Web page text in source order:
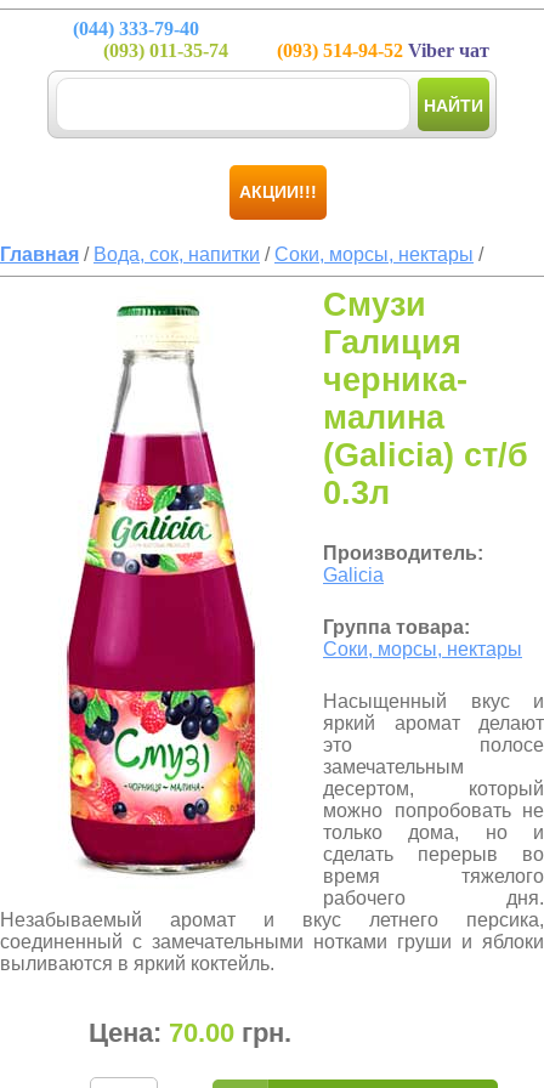
(044) 333-79-40
(093) 011-35-74 (093) 514-94-52 Viber чат
НАЙТИ
АКЦИИ!!!
Главная / Вода, сок, напитки /Соки, морсы, нектары /
Смузи
Галиция
черника-
малина
(Galicia) ст/б
0.3л
Производитель:
Galicia
Группа товара:
Соки, морсы, нектары
Насыщенный вкус и
яркий аромат делают
это полосе
замечательным
десертом, который
можно попробовать не
только дома, но и
сделать перерыв во
время тяжелого
рабочего дня.
Незабываемый аромат и вкус летнего персика,
соединенный с замечательными нотками груши и яблоки
выливаются в яркий коктейль.
Цена: 70.00 грн.